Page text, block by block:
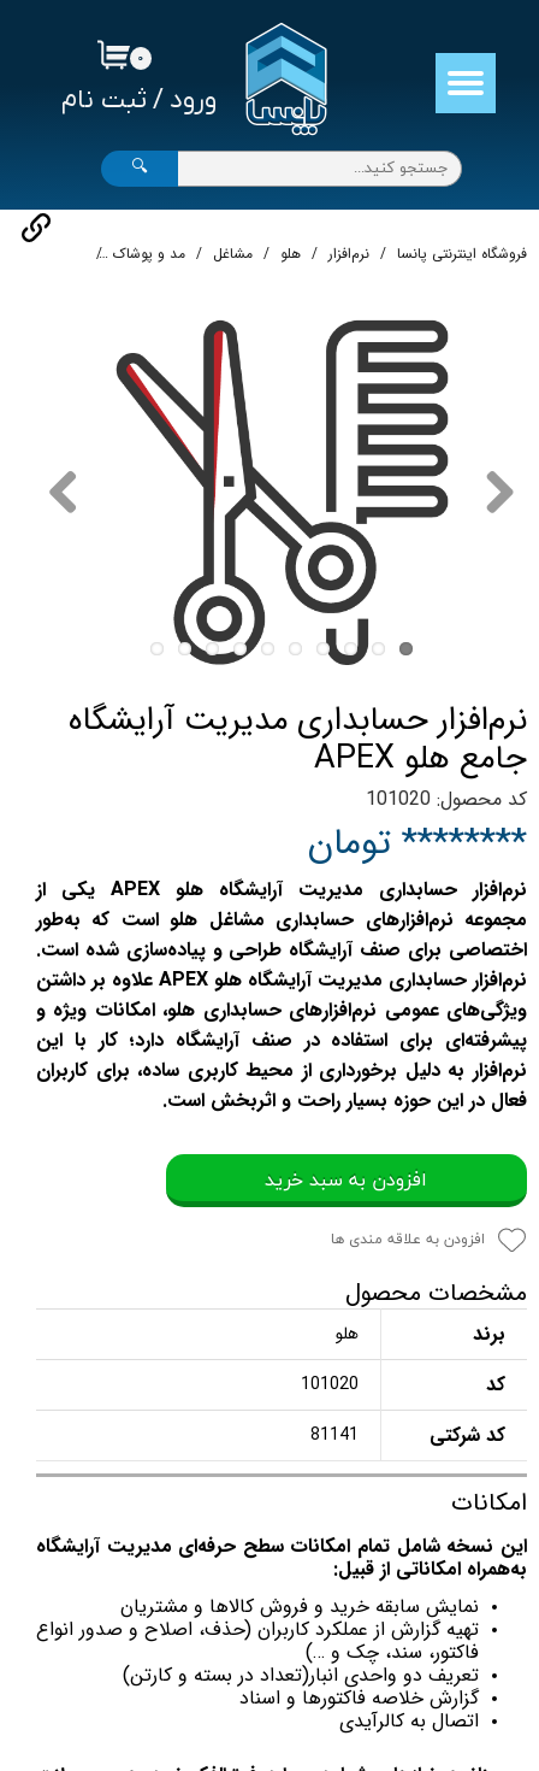
ورود / ثبت نام
حساب کاربری من
تغییر گذر واژه
سفارشات
خروج از حساب کاربری
۰
🔍
فروشگاه اینترنتی پانسا نرم‌افزار هلو مشاغل مد و پوشاک
نرم‌افزار حسابداری مدیریت آرایشگاه
جامع هلو APEX
کد محصول: 101020
******** تومان
نرم‌افزار حسابداری مدیریت آرایشگاه هلو APEX یکی از
مجموعه نرم‌افزارهای حسابداری مشاغل هلو است که به‌طور
اختصاصی برای صنف آرایشگاه طراحی و پیاده‌سازی شده است.
نرم‌افزار حسابداری مدیریت آرایشگاه هلو APEX علاوه بر داشتن
ویژگی‌های عمومی نرم‌افزارهای حسابداری هلو، امکانات ویژه و
پیشرفته‌ای برای استفاده در صنف آرایشگاه دارد؛ کار با این
نرم‌افزار به دلیل برخورداری از محیط کاربری ساده، برای کاربران
فعال در این حوزه بسیار راحت و اثربخش است.
افزودن به سبد خرید
افزودن به علاقه مندی ها
مشخصات محصول
برند هلو
کد 101020
کد شرکتی 81141
امکانات
این نسخه شامل تمام امکانات سطح حرفه‌ای مدیریت آرایشگاه
به‌همراه امکاناتی از قبیل:
نمایش سابقه خرید و فروش کالاها و مشتریان
تهیه گزارش از عملکرد کاربران (حذف، اصلاح و صدور انواع
فاکتور، سند، چک و …)
تعریف دو واحدی انبار(تعداد در بسته و کارتن)
گزارش خلاصه فاکتورها و اسناد
اتصال به کالرآیدی